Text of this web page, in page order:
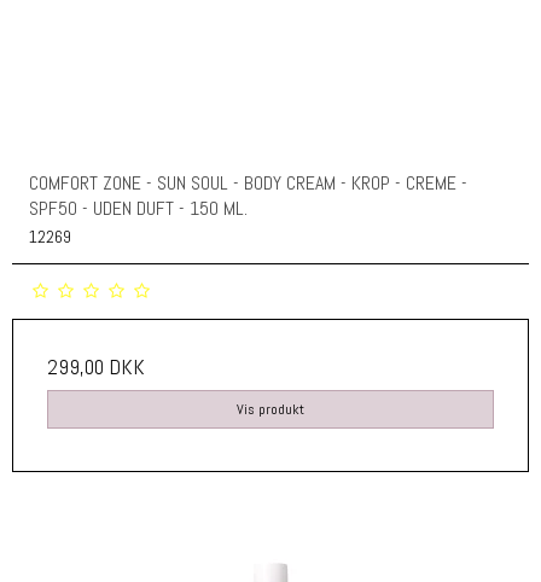
COMFORT ZONE - SUN SOUL - BODY CREAM - KROP - CREME -
SPF50 - UDEN DUFT - 150 ML.
12269
299,00 DKK
Vis produkt